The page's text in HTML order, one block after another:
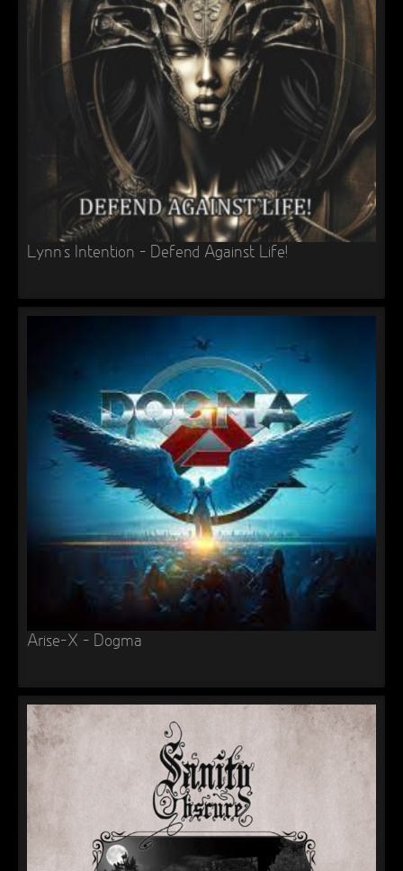
Lynn’s Intention – Defend Against Life!
Arise-X – Dogma